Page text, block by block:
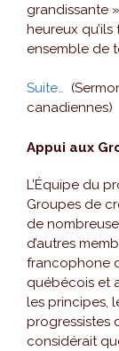
grandissante
heureux
ensemble de
Suite…
canadiennes)
Appui aux
L’Équipe du
Groupes de
de
d’autres
francophone
québécois et
les principes,
progressistes
considérait